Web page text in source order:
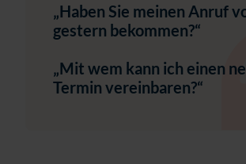
„Haben Sie meinen Anruf
gestern bekommen?“
„Mit wem kann ich einen
Termin vereinbaren?“